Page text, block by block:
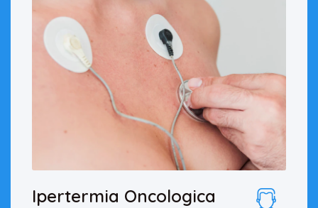
Ipertermia Oncologica